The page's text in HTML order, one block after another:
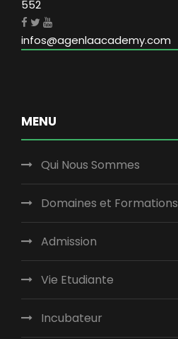
552
infos@agenlaacademy.com
MENU
Qui Nous Sommes
Domaines et Formations
Admission
Vie Etudiante
Incubateur